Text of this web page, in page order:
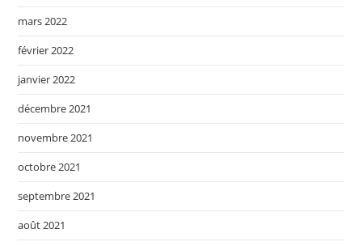
mars 2022
février 2022
janvier 2022
décembre 2021
novembre 2021
octobre 2021
septembre 2021
août 2021